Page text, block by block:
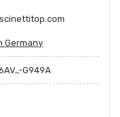
Germany
G949A